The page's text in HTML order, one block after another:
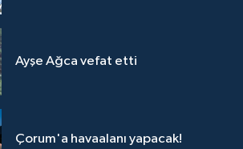
Ayşe Ağca vefat etti
Çorum'a havaalanı yapacak!